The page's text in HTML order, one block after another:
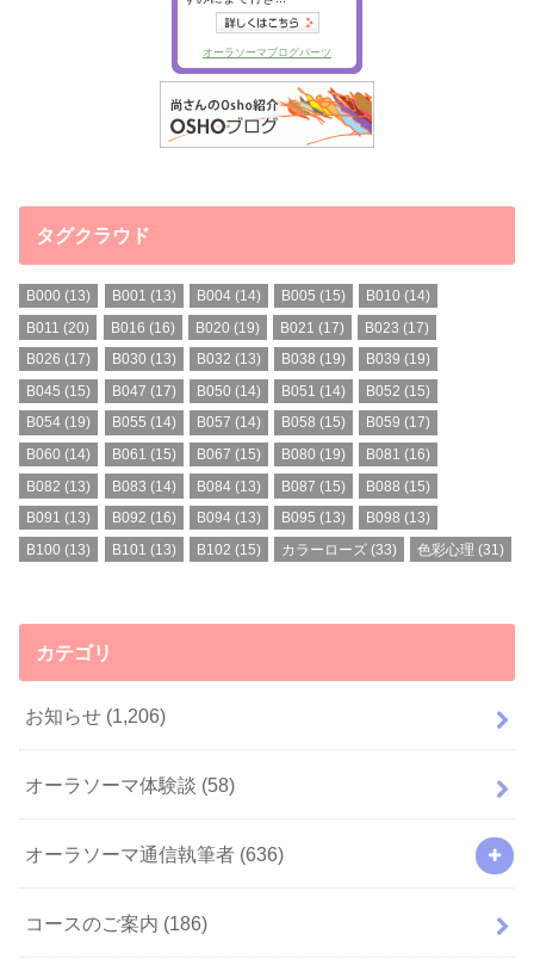
タグクラウド
B000 (13) B001 (13) B004(14) B005 (15) B010 (14)
B011 (20) B016 (16) B020 (19) B021 (17) B023 (17)
B026 (17) B030 (13) B032 (13) B038 (19) B039 (19)
B045 (15) B047 (17) B050 (14) B051 (14) B052 (15)
B054 (19) B055 (14) B057 (14) B058 (15) B059 (17)
B060 (14) B061 (15) B067 (15) B080 (19) B081 (16)
B082 (13) B083 (14) B084(13) B087 (15) B088 (15)
B091 (13) B092 (16) B094(13) B095 (13) B098 (13)
B100 (13) B101 (13) B102 (15) カラーローズ (33) 色彩心理 (31)
カテゴリ
お知らせ (1,206)
オーラソーマ体験談 (58)
オーラソーマ通信執筆者 (636)
コースのご案内 (186)